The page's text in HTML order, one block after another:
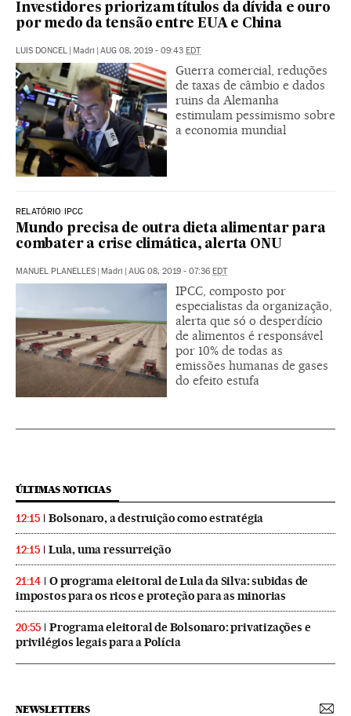
Investidores priorizam títulos da dívida e ouro
por medo da tensão entre EUA e China
LUIS DONCEL | Madri | AUG 08, 2019 - 09:43 EDT
Guerra comercial, reduções
de taxas de câmbio e dados
ruins da Alemanha
estimulam pessimismo sobre
a economia mundial
RELATÓRIO IPCC
Mundo precisa de outra dieta alimentar para
combater a crise climática, alerta ONU
MANUEL PLANELLES | Madri | AUG 08, 2019 - 07:36 EDT
IPCC, composto por
especialistas da organização,
alerta que só o desperdício
de alimentos é responsável
por 10% de todas as
emissões humanas de gases
do efeito estufa
ÚLTIMAS NOTICIAS
12:15 Bolsonaro, a destruição como estratégia
12:15 Lula, uma ressurreição
21:14
O programa eleitoral de Lula da Silva: subidas de
impostos para os ricos e proteção para as minorias
20:55
Programa eleitoral de Bolsonaro: privatizações e
privilégios legais para a Polícia
NEWSLETTERS